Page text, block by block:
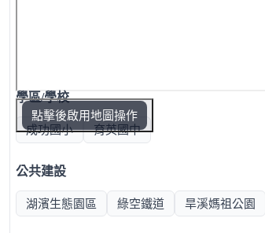
點擊後啟用地圖操作
學區/學校
成功國小 育英國中
公共建設
湖濱生態園區 綠空鐵道 旱溪媽祖公園